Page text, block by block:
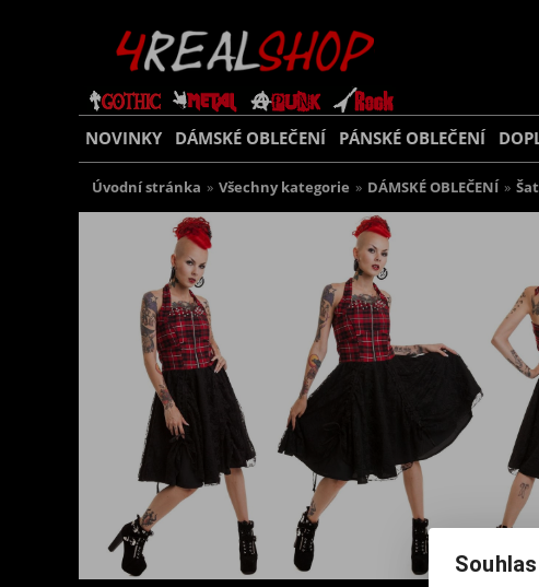
NOVINKY DÁMSKÉ OBLEČENÍ PÁNSKÉ OBLEČENÍ
Úvodní stránka » Všechny kategorie » DÁMSKÉ OBLEČENÍ »